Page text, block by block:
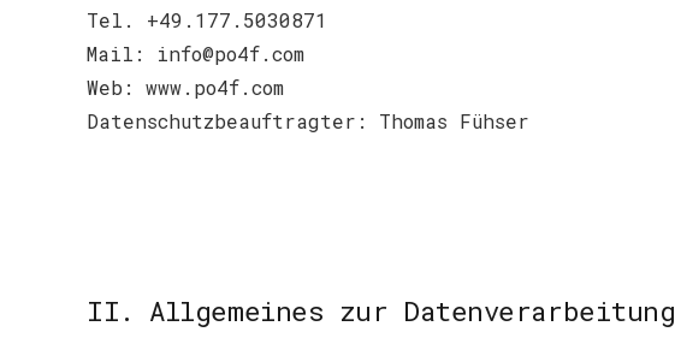
Tel. +49.177.5030871
Mail: info@po4f.com
Web: www.po4f.com
Datenschutzbeauftragter: Thomas Fühser
II. Allgemeines zur Datenverarbeitung